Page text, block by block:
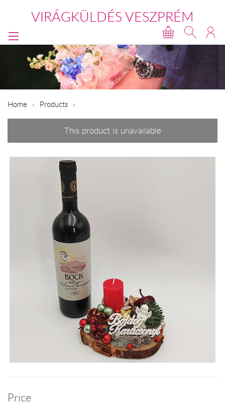
VIRÁGKÜLDÉS VESZPRÉM
Home Products
This product is unavailable
Price